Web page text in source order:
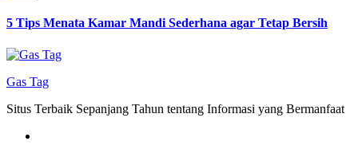
5 Tips Menata Kamar Mandi Sederhana agar Tetap Bersih
Gas Tag
Situs Terbaik Sepanjang Tahun tentang Informasi yang Bermanfaat